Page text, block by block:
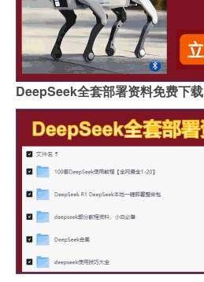
DeepSeek全套部署资料免费下载